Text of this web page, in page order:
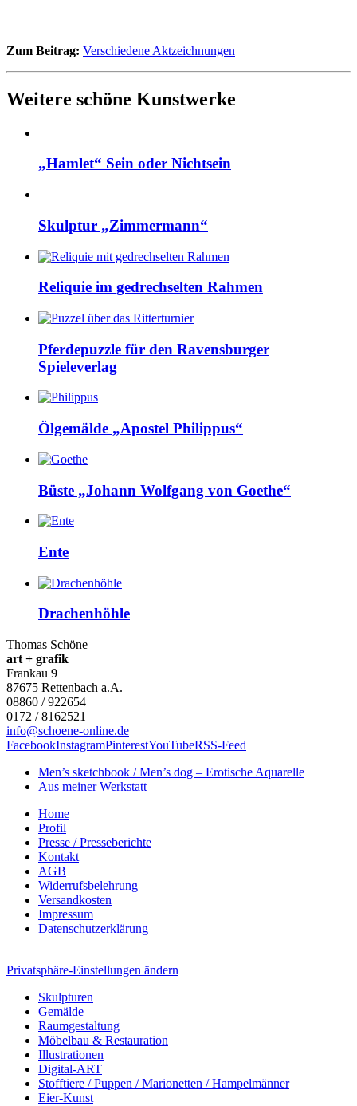
Zum Beitrag: Verschiedene Aktzeichnungen
Weitere schöne Kunstwerke
„Hamlet“ Sein oder Nichtsein
Skulptur „Zimmermann“
Reliquie im gedrechselten Rahmen
Pferdepuzzle für den Ravensburger
Spieleverlag
Ölgemälde „Apostel Philippus“
Büste „Johann Wolfgang von Goethe“
Ente
Drachenhöhle
Thomas Schöne
art + grafik
Frankau 9
87675 Rettenbach a.A.
08860 / 922654
0172 / 8162521
info@schoene-online.de
FacebookInstagramPinterestYouTubeRSS-Feed
Men’s sketchbook / Men’s dog – Erotische Aquarelle
Aus meiner Werkstatt
Home
Profil
Presse / Presseberichte
Kontakt
AGB
Widerrufsbelehrung
Versandkosten
Impressum
Datenschutzerklärung
Privatsphäre-Einstellungen ändern
Skulpturen
Gemälde
Raumgestaltung
Möbelbau & Restauration
Illustrationen
Digital-ART
Stofftiere / Puppen / Marionetten / Hampelmänner
Eier-Kunst